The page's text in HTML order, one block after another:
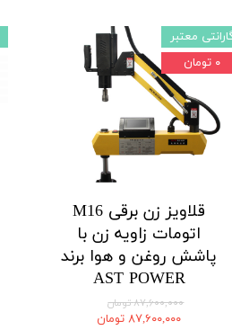
قلاویز زن برقی M16
اتومات زاویه زن با
پاشش روغن و هوا برند
AST POWER
۸۷,۶۰۰,۰۰۰ تومان
۸۷,۶۰۰,۰۰۰ تومان
معتبر
۰ تومان